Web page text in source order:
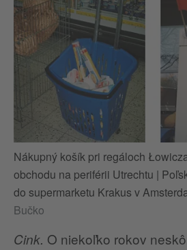
Nákupný košík pri regáloch
obchodu na periférii Utrechtu |
do supermarketu Krakus v
Bučko
Cink. O niekoľko rokov